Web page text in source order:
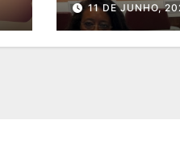
11 DE JUNHO,